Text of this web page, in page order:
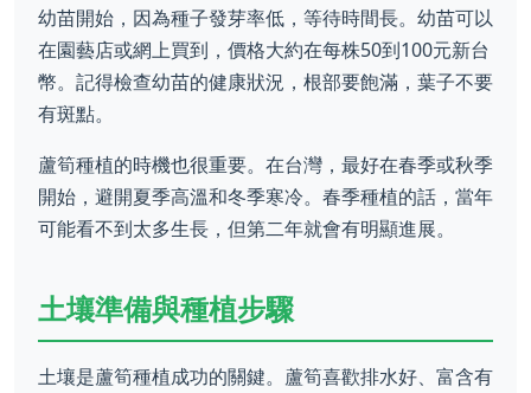
幼苗開始，因為種子發芽率低，等待時間長。幼苗可以
在園藝店或網上買到，價格大約在每株50到100元新台
幣。記得檢查幼苗的健康狀況，根部要飽滿，葉子不要
有斑點。
蘆筍種植的時機也很重要。在台灣，最好在春季或秋季
開始，避開夏季高溫和冬季寒冷。春季種植的話，當年
可能看不到太多生長，但第二年就會有明顯進展。
土壤準備與種植步驟
土壤是蘆筍種植成功的關鍵。蘆筍喜歡排水好、富含有